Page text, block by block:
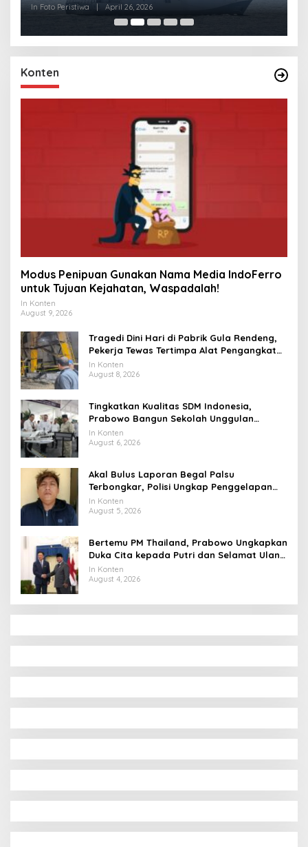
In Foto Peristiwa April 26, 2026
Konten
Modus Penipuan Gunakan Nama Media IndoFerro
untuk Tujuan Kejahatan, Waspadalah!
In Konten
August 9, 2026
Tragedi Dini Hari di Pabrik Gula Rendeng,
Pekerja Tewas Tertimpa Alat Pengangkat
Tebu
In Konten
August 8, 2026
Tingkatkan Kualitas SDM Indonesia,
Prabowo Bangun Sekolah Unggulan
hingga Undang Universitas Terbaik Dunia
In Konten
August 6, 2026
Akal Bulus Laporan Begal Palsu
Terbongkar, Polisi Ungkap Penggelapan
Uang Perusahaan untuk Crypto
In Konten
August 5, 2026
Bertemu PM Thailand, Prabowo Ungkapkan
Duka Cita kepada Putri dan Selamat Ulang
Tahun ke Raja Thailand
In Konten
August 4, 2026